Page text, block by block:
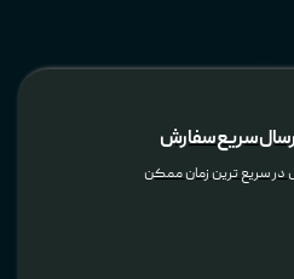
سریع سفارش
در سریع ترین زمان ممکن